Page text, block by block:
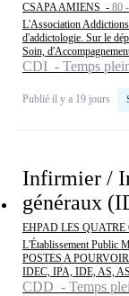
CSAPA AMIENS - 80
L'Association
d'addictologie. Sur le
Soin,
CDI - Temps
Publié il y a 19 jours
Infirmier /
généraux
EHPAD LES
L'Établissement Public
POSTES A
IDEC, IPA, IDE, AS,
CDD - Temps